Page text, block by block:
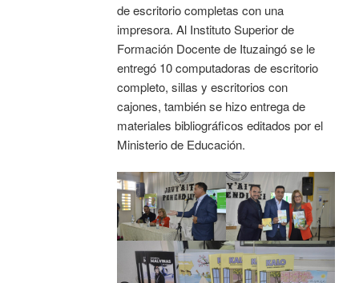
de escritorio completas con una
impresora. Al Instituto Superior de
Formación Docente de Ituzaingó se le
entregó 10 computadoras de escritorio
completo, sillas y escritorios con
cajones, también se hizo entrega de
materiales bibliográficos editados por el
Ministerio de Educación.